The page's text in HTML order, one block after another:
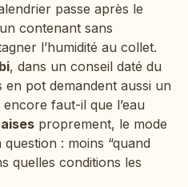
passe après le
contenant sans
l’humidité au collet.
, dans un conseil daté du
en pot demandent aussi un
faut-il que l’eau
proprement, le mode
: moins “quand
quelles conditions les